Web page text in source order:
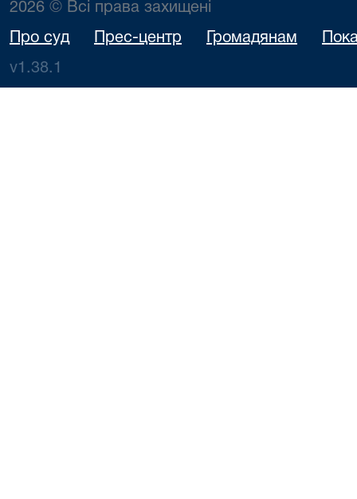
2026 © Всі права захищені
Про суд Прес-центр Громадянам
v1.38.1